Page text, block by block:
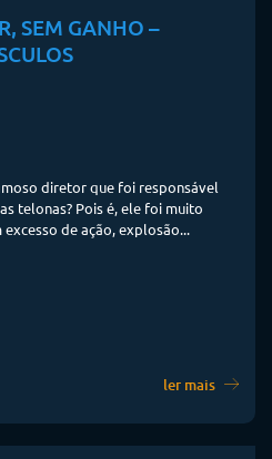
SEM GANHO –
diretor que foi responsável
telonas? Pois é, ele foi muito
de ação, explosão...
ler mais